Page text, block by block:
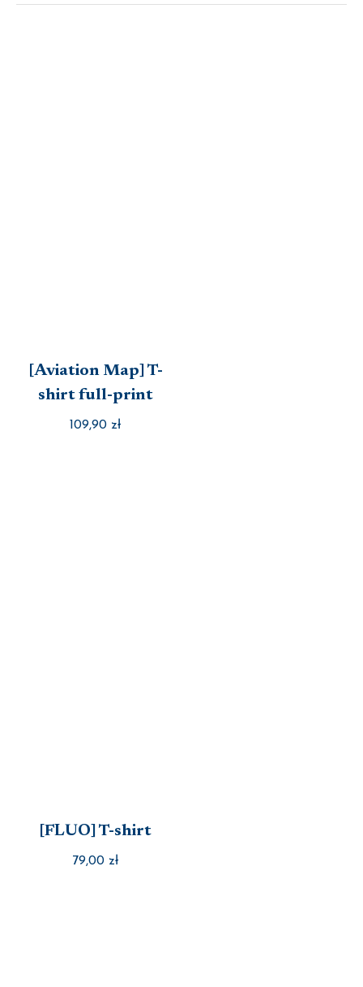
[Aviation Map] T-
shirt full-print
109,90 zł
[FLUO] T-shirt
79,00 zł